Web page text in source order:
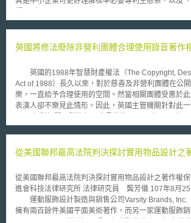
（2）針對定價和必要性，提高標準必要專利生態系的透明度；
以下措施： 1.設立「標準必要專利資源中心」 UKIPO預計在2024年5月前
專利生態系中之專利實施者。 2.加強與國際及標準制定組織的交流 有鑑於
SEP是全球性議題，UKIPO將就標準必要專利全球生
國家有關當局的討論；UKIPO並將就智慧財產權政策
等事宜，加強與標準制定組織之間的合作。 在推動上述措施後，UKIPO預
計於2024年至2025年間展開一場「與技術相關」的公
的方法都將是公眾意見徵集的一部分，惟不會包括「
英國將修法廢除非營利團體合理使用錄音著作
英國的1988年智慧財產權法（The Copyright,
Act of 1988）長久以來，對於慈善及非營利團體在公
樂，一直給予合理使用的空間。然當相關團體受惠於
表演人卻不樂見此情形。因此，英國主管機關針對此
中，對於改變錄音著作與表演人權利的公開演播合理
三、 廢除合理使用空間，但權利人只能以對雙方都公
體的合理使用規定，從2010年4月開始這些團體將必
費，才能在活動或公開場合中使用音樂，但截至目前為
尚未確定，但主管機關表示，希望一年不超過100英鎊。 主管機關
來將對費率部分開始徵詢意見，對於1988年智慧財產
正，並於2010年4月開始落實相關規範。這樣的改變對
從美國聯邦最高法院判決探討實用物品設計之
從美國聯邦最高法院判決探討實用物品設計之著作權保護原則 資
進會科技法律研究所 法律研究員 龔芳儀 107年8月25日 壹、事件
運動服飾設計製造與銷售公司Varsity Brands, Inc.
擁有兩百餘件美國平面美術著作，而另一家運動服飾